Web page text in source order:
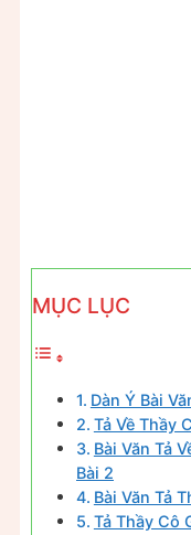
MỤC LỤC
Dàn Ý Bài
Tả Về Thầy
Bài Văn Tả
Bài 2
Bài Văn Tả
Tả Thầy Cô